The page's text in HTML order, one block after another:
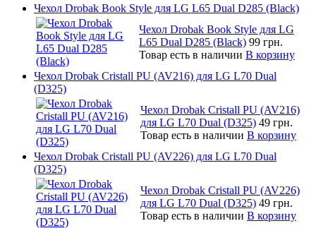
Чехол Drobak Book Style для LG L65 Dual D285 (Black)
Чехол Drobak Book Style для LG
L65 Dual D285 (Black) 99 грн.
Товар есть в наличии В корзину
Чехол Drobak Cristall PU (AV216) для LG L70 Dual
(D325)
Чехол Drobak Cristall PU (AV216)
для LG L70 Dual (D325) 49 грн.
Товар есть в наличии В корзину
Чехол Drobak Cristall PU (AV226) для LG L70 Dual
(D325)
Чехол Drobak Cristall PU (AV226)
для LG L70 Dual (D325) 49 грн.
Товар есть в наличии В корзину